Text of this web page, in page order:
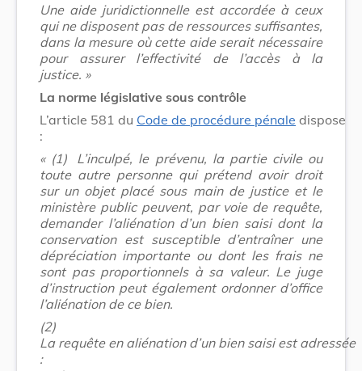
Une aide juridictionnelle est accordée à ceux
qui ne disposent pas de ressources suffisantes,
dans la mesure où cette aide serait nécessaire
pour assurer l’effectivité de l’accès à la
justice. »
La norme législative sous contrôle
L’article 581 du Code de procédure pénale dispose
:
« (1)
L’inculpé, le prévenu, la partie civile ou
toute autre personne qui prétend avoir droit
sur un objet placé sous main de justice et le
ministère public peuvent, par voie de requête,
demander l’aliénation d’un bien saisi dont la
conservation est susceptible d’entraîner une
dépréciation importante ou dont les frais ne
sont pas proportionnels à sa valeur. Le juge
d’instruction peut également ordonner d’office
l’aliénation de ce bien.
(2)
La requête en aliénation d’un bien saisi est adressée
: